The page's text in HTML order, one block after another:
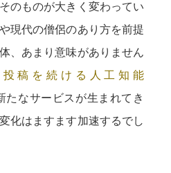
のものが大きく変わってい
現代の僧侶のあり方を前提
、あまり意味がありません
稿を続ける人工知能
たなサービスが生まれてき
化はますます加速するでし